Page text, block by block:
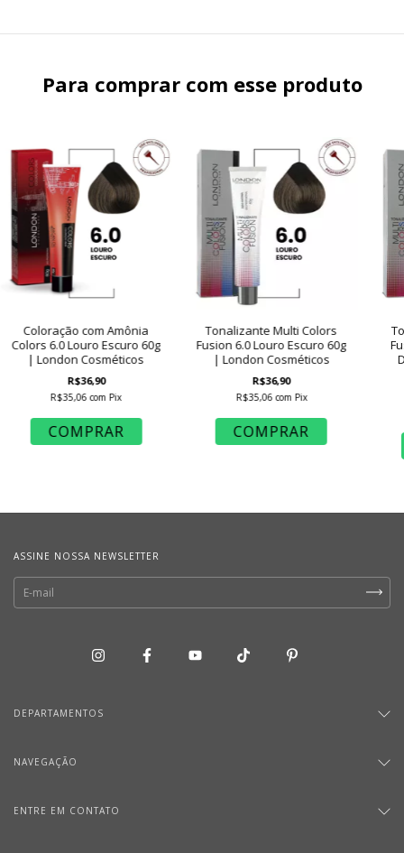
Para comprar com esse produto
Coloração com Amônia
Colors 6.0 Louro Escuro 60g
| London Cosméticos
R$36,90
R$35,06com Pix
Tonalizante Multi Colors
Fusion 6.0 Louro Escuro 60g
| London Cosméticos
R$36,90
R$35,06com Pix
ASSINE NOSSA NEWSLETTER
DEPARTAMENTOS
NAVEGAÇÃO
ENTRE EM CONTATO